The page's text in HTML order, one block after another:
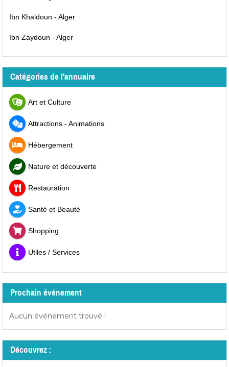
Ibn Khaldoun - Alger
Ibn Zaydoun - Alger
Catégories de l'annuaire
Art et Culture
Attractions - Animations
Hébergement
Nature et découverte
Restauration
Santé et Beauté
Shopping
Utiles / Services
Prochain événement
Aucun événement trouvé !
Découvrez :